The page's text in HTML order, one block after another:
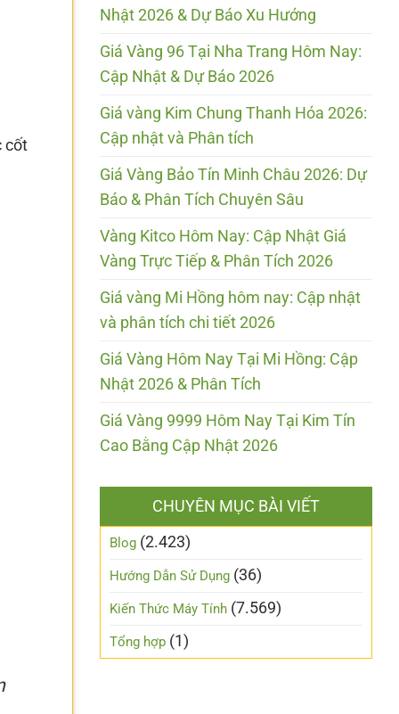
cốt
Nhật 2026 & Dự Báo Xu Hướng
Giá Vàng 96 Tại Nha Trang Hôm Nay:
Cập Nhật & Dự Báo 2026
Giá vàng Kim Chung Thanh Hóa 2026:
Cập nhật và Phân tích
Giá Vàng Bảo Tín Minh Châu 2026: Dự
Báo & Phân Tích Chuyên Sâu
Vàng Kitco Hôm Nay: Cập Nhật Giá
Vàng Trực Tiếp & Phân Tích 2026
Giá vàng Mi Hồng hôm nay: Cập nhật
và phân tích chi tiết 2026
Giá Vàng Hôm Nay Tại Mi Hồng: Cập
Nhật 2026 & Phân Tích
Giá Vàng 9999 Hôm Nay Tại Kim Tín
Cao Bằng Cập Nhật 2026
CHUYÊN MỤC BÀI VIẾT
Blog (2.423)
Hướng Dẫn Sử Dụng (36)
Kiến Thức Máy Tính (7.569)
Tổng hợp (1)